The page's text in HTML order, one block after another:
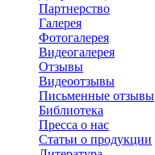
Партнерство
Галерея
Фотогалерея
Видеогалерея
Отзывы
Видеоотзывы
Письменные отзывы
Библиотека
Пресса о нас
Статьи о продукции